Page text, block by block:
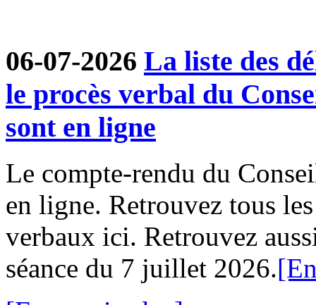
06-07-2026 La liste des
le procès verbal du
sont en ligne
Le compte-rendu du
en ligne. Retrouvez tous
verbaux ici. Retrouvez
séance du 7 juillet 2026.